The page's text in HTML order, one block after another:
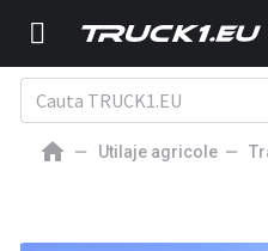
Utilaje agricole
New Holland